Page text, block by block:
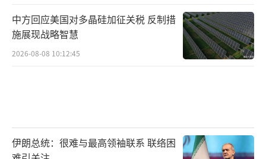
设出禁射区，那如果战斗机没有严格按照预定
中方回应美国对多晶硅加征关税 反制措
施展现战略智慧
2026-08-08 10:12:45
伊朗总统：很难与最高领袖联系 联络困